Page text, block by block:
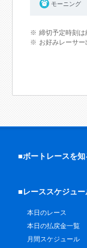
モーニング
締切予定時刻は
お好みレーサ
■ボートレースを
■レーススケジュー
本日のレース
本日の払戻金一覧
月間スケジュール